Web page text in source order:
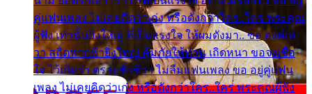
คู่แฟนเพลง ไม่เคยคิดว่าเก่ง หรือดังกว่าใคร..ใคร พระคุณ
ผู้ฟัง เท่านั้นยิ่งใหญ่ ที่เป็นแรงใจ ให้ผมดังมา.. ขอ องค์เท
วา สถิตฟากฟ้ายิ่งใหญ่ คุ้มภัยให้ท่าน เถิดหนา ขอจงเชื่อ
ใจ ไว้เถิดว่า ตราบชั่วชีวา ไม่ลืมแฟนเพลง ขอ อยู่คู่แฟน
เพลง ไม่เคยคิดว่าเก่ง หรือดังกว่าใคร..ใคร พระคุณผู้ฟัง